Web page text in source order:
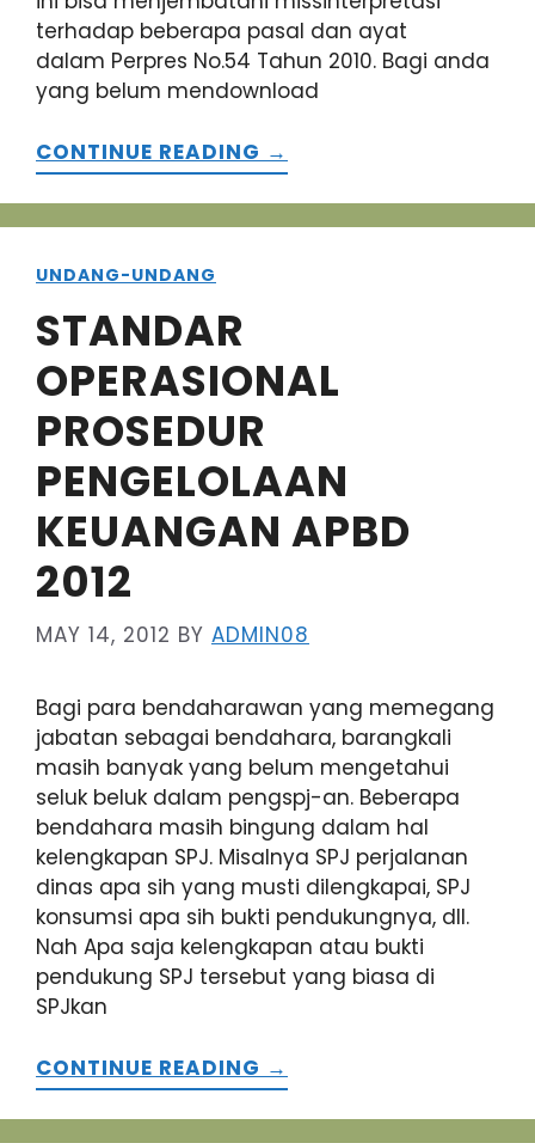
terhadap beberapa pasal dan ayat
dalam Perpres No.54 Tahun 2010. Bagi anda
yang belum mendownload
CONTINUE READING →
UNDANG-UNDANG
STANDAR
OPERASIONAL
PROSEDUR
PENGELOLAAN
KEUANGAN APBD
2012
MAY 14, 2012 BY ADMIN08
Bagi para bendaharawan yang memegang
jabatan sebagai bendahara, barangkali
masih banyak yang belum mengetahui
seluk beluk dalam pengspj-an. Beberapa
bendahara masih bingung dalam hal
kelengkapan SPJ. Misalnya SPJ perjalanan
dinas apa sih yang musti dilengkapai, SPJ
konsumsi apa sih bukti pendukungnya, dll.
Nah Apa saja kelengkapan atau bukti
pendukung SPJ tersebut yang biasa di
SPJkan
CONTINUE READING →